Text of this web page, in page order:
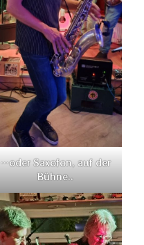
…oder Saxofon, auf der
Bühne..